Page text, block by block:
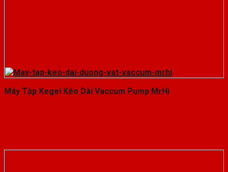
Máy Tập Kegel Kéo Dài Vaccum Pump MrHi